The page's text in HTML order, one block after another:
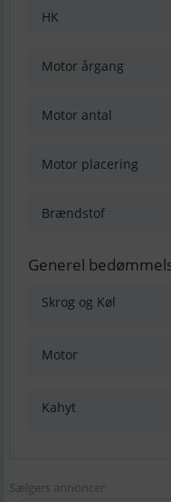
HK
Motor årgang
Motor antal
Motor placering
Brændstof
Generel
Skrog og Køl
Motor
Kahyt
Sælgers annoncer